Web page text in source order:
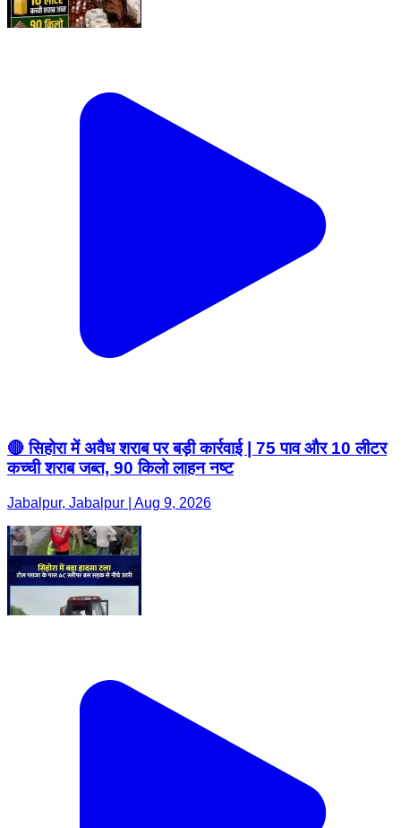
🔴 सिहोरा में अवैध शराब पर बड़ी कार्रवाई | 75 पाव और 10 लीटर
कच्ची शराब जब्त, 90 किलो लाहन नष्ट
Jabalpur, Jabalpur | Aug 9, 2026